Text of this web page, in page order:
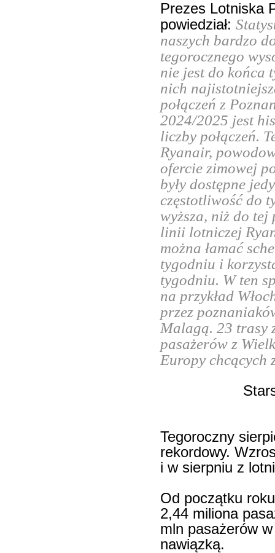
Prezes Lotniska
powiedział:
naszych bardzo
tegorocznego
nie jest do końca
nich
połączeń z
2024/2025 jest
liczby połączeń.
Ryanair,
ofercie zimowej
były dostępne
częstotliwość do
wyższa, niż do tej
linii lotniczej
można łamać
tygodniu i
tygodniu. W ten
na przykład
przez
Malagą. 23 trasy
pasażerów z
Europy chcących
Tegoroczny
rekordowy.
i w sierpniu z
Od początku
2,44 miliona
mln pasażerów
nawiązką.